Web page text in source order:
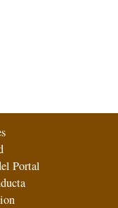
Portal